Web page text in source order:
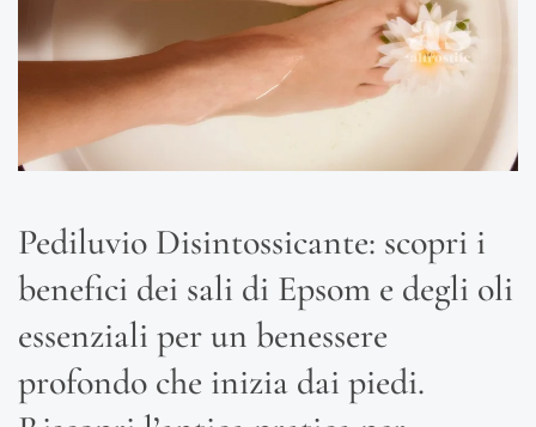
Pediluvio Disintossicante: scopri i
benefici dei sali di Epsom e degli oli
essenziali per un benessere
profondo che inizia dai piedi.